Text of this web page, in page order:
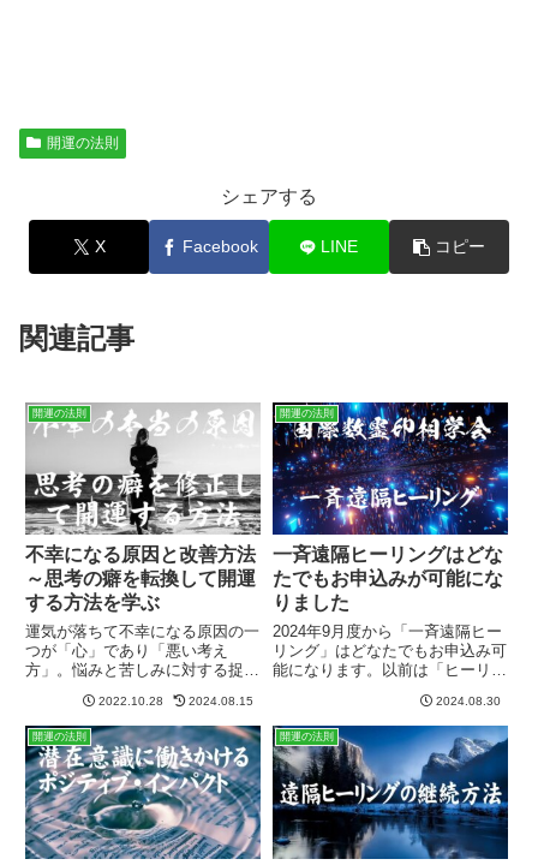
開運の法則
シェアする
X Facebook LINE コピー
関連記事
開運の法則
不幸になる原因と改善方法
～思考の癖を転換して開運
する方法を学ぶ
運気が落ちて不幸になる原因の一
つが「心」であり「悪い考え
方」。悩みと苦しみに対する捉え
ば、心と気持ちの転換ができま
す。その一つが瞑想。思考をクリ
アにして無意識世界をクリーニン
グすると運命も変わり始めます。
2022.10.28 2024.08.15
開運の法則
一斉遠隔ヒーリングはどな
たでもお申込みが可能にな
りました
2024年9月度から「一斉遠隔ヒー
リング」はどなたでもお申込み可
能になります。以前は「ヒーリン
対象に行ってきましたが、今後は
申込資格は問いません。また、以
前からのご要望にお応えし、本人
以外のお申込みも受け付ける...
2024.08.30
開運の法則 開運の法則